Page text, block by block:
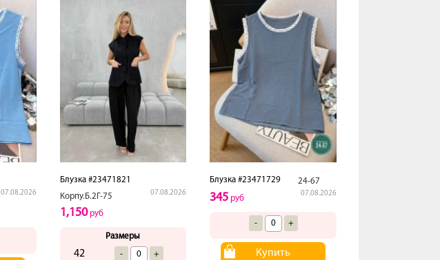
07.08.2026
Блузка #23471821
Корпу.Б.2Г-75
07.08.2026
1,150руб
Размеры
42 - +
Блузка #23471729 24-67
07.08.2026
345 руб
- +
Купить